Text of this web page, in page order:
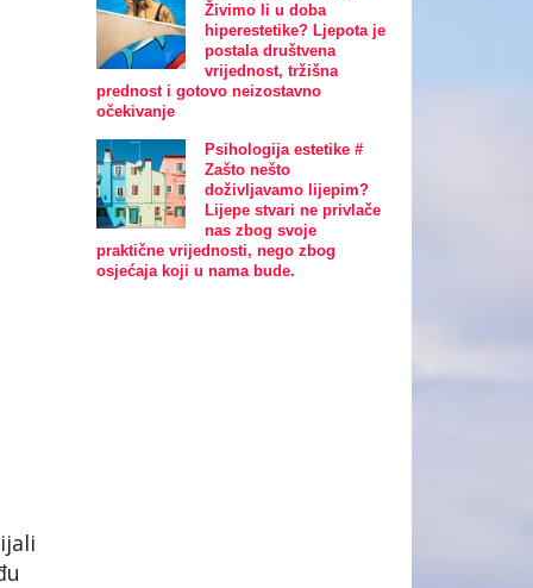
Živimo li u doba
hiperestetike? Ljepota je
postala društvena
vrijednost, tržišna
prednost i gotovo neizostavno
očekivanje
Psihologija estetike #
Zašto nešto
doživljavamo lijepim?
Lijepe stvari ne privlače
nas zbog svoje
praktične vrijednosti, nego zbog
osjećaja koji u nama bude.